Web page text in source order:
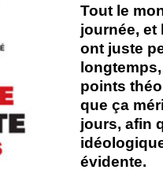
Tout le
journée, et
ont juste
points
que ça
jours, afin
évidente.